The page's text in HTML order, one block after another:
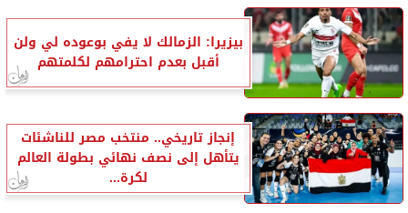
بيزيرا: الزمالك لا يفي بوعوده لي ولن
أقبل بعدم احترامهم لكلمتهم
إنجاز تاريخي.. منتخب مصر للناشئات
يتأهل إلى نصف نهائي بطولة العالم
لكرة...